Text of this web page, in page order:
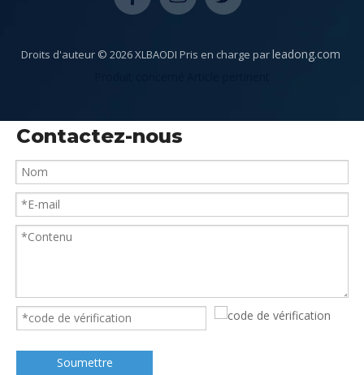
Droits d'auteur © 2026XLBAODI Pris en charge parleadong.com
Contactez-nous
Soumettre